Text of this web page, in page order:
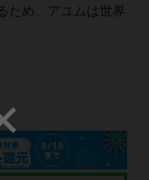
ため、アユムは世界